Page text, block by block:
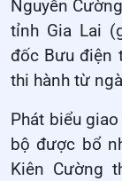
Nguyễn
tỉnh Gia Lai
đốc Bưu điện
thi hành từ
Phát biểu
bộ được bổ
Kiên Cường